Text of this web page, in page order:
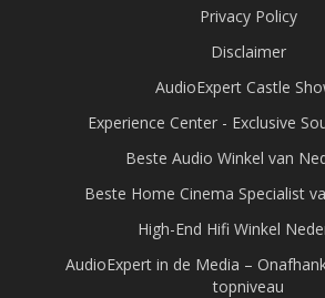
Privacy Policy
Disclaimer
AudioExpert Castle
Experience Center - Exclusive
Beste Audio Winkel van
Beste Home Cinema Specialist
High-End Hifi Winkel
AudioExpert in de Media –
topniveau